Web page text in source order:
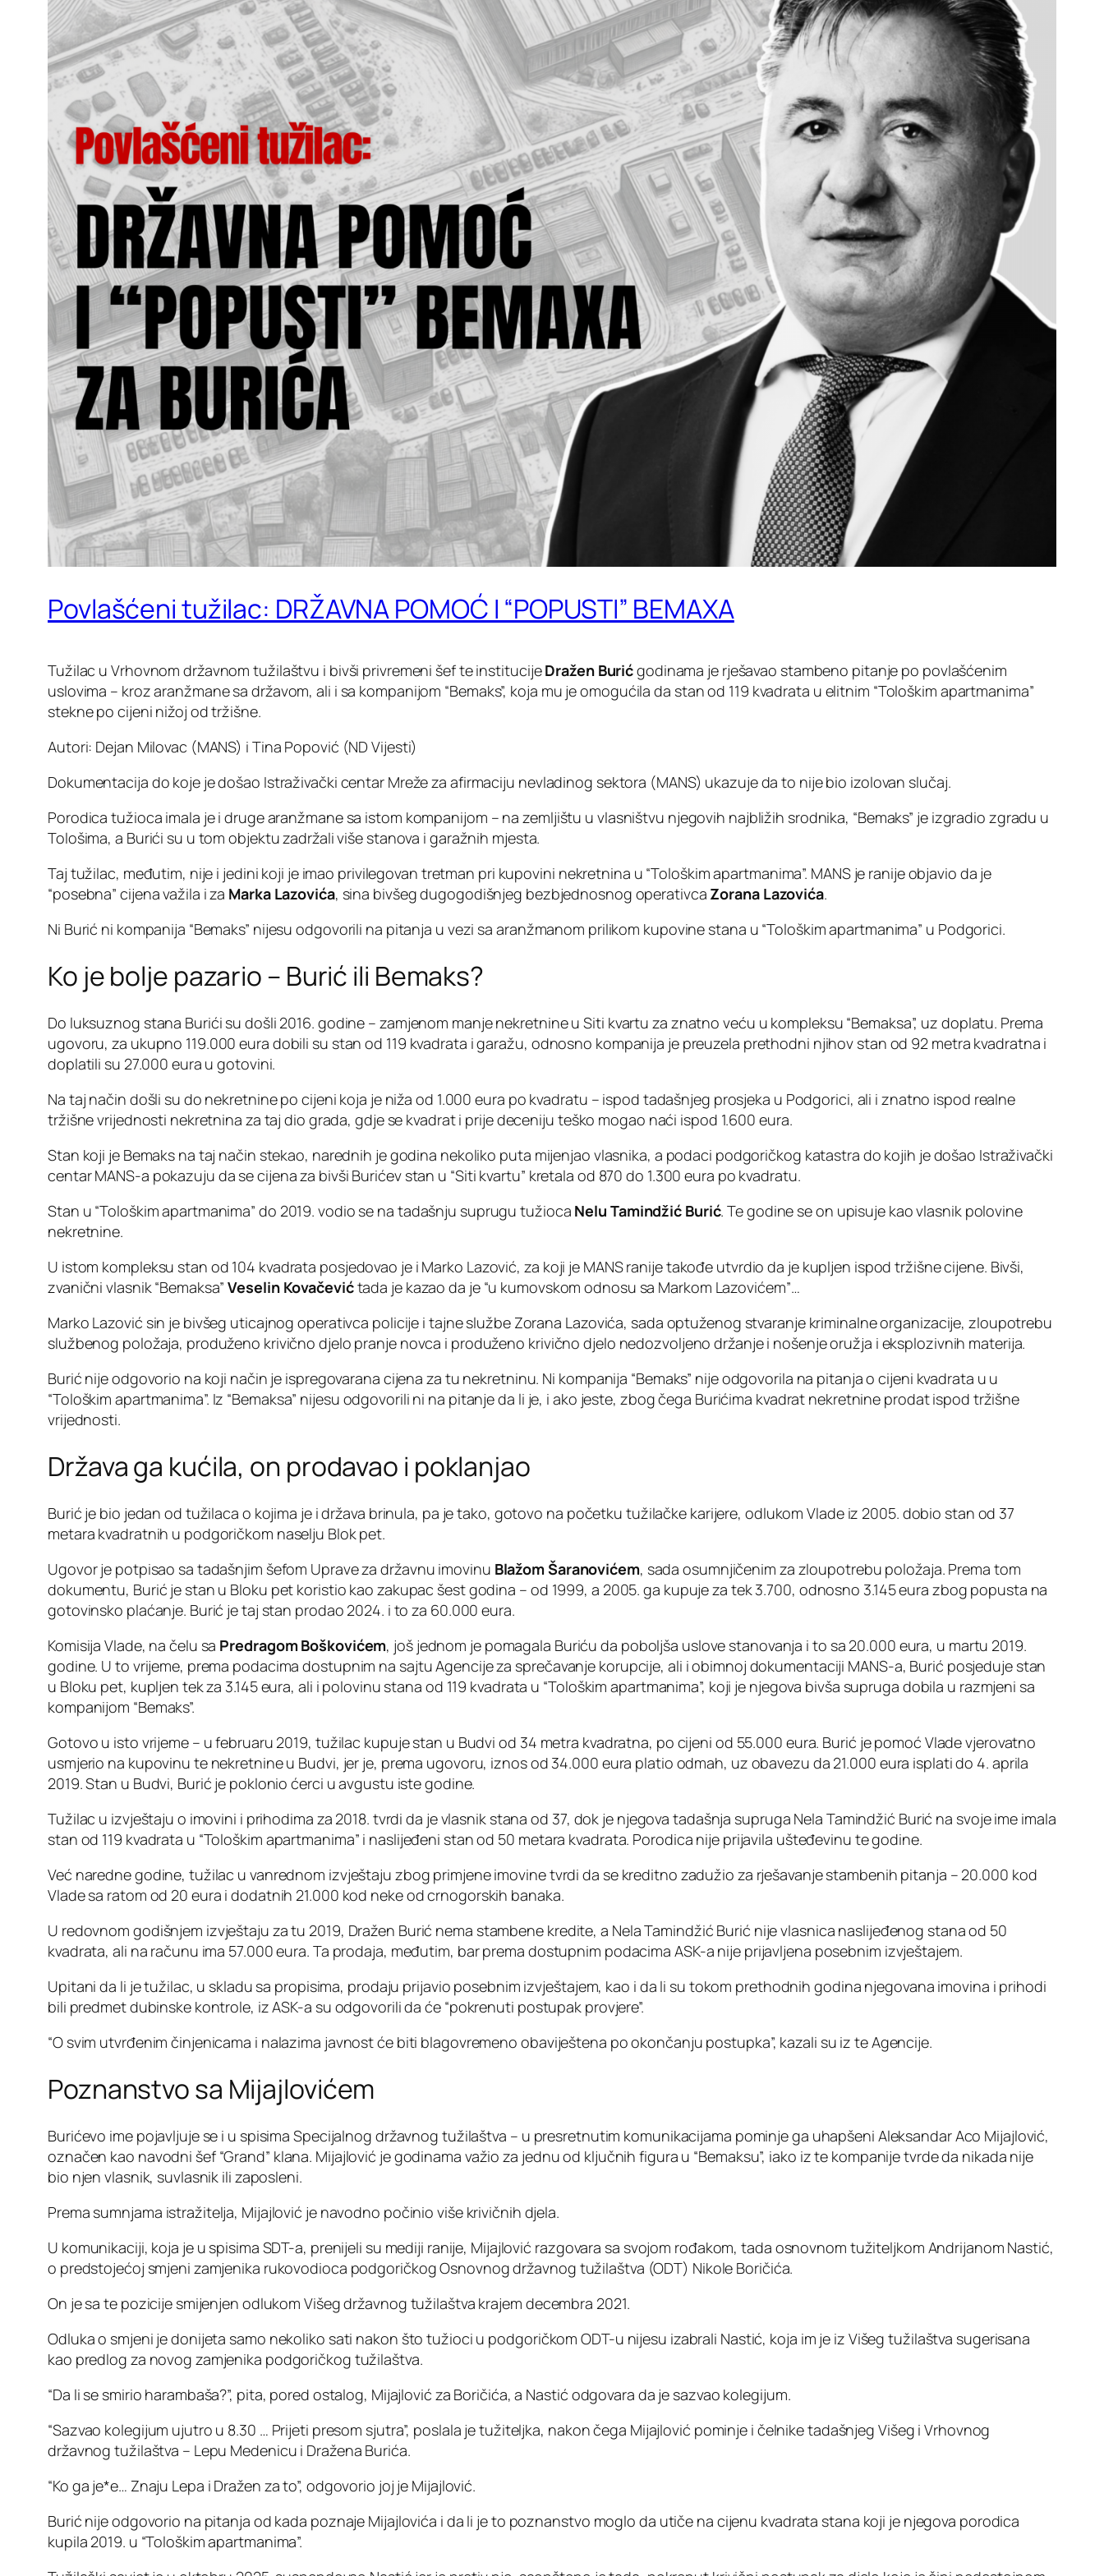
Povlašćeni tužilac: DRŽAVNA POMOĆ I “POPUSTI” BEMAXA
Tužilac u Vrhovnom državnom tužilaštvu i bivši privremeni šef te institucijeDražen Burićgodinama je rješavao stambeno pitanje po povlašćenim
uslovima – kroz aranžmane sa državom, ali i sa kompanijom “Bemaks”, koja mu je omogućila da stan od 119 kvadrata u elitnim “Tološkim apartmanima”
stekne po cijeni nižoj od tržišne.
Autori: Dejan Milovac (MANS) i Tina Popović (ND Vijesti)
Dokumentacija do koje je došao Istraživački centar Mreže za afirmaciju nevladinog sektora (MANS) ukazuje da to nije bio izolovan slučaj.
Porodica tužioca imala je i druge aranžmane sa istom kompanijom – na zemljištu u vlasništvu njegovih najbližih srodnika, “Bemaks” je izgradio zgradu u
Tološima, a Burići su u tom objektu zadržali više stanova i garažnih mjesta.
Taj tužilac, međutim, nije i jedini koji je imao privilegovan tretman pri kupovini nekretnina u “Tološkim apartmanima”. MANS je ranije objavio da je
“posebna” cijena važila i za Marka Lazovića, sina bivšeg dugogodišnjeg bezbjednosnog operativca Zorana Lazovića.
Ni Burić ni kompanija “Bemaks” nijesu odgovorili na pitanja u vezi sa aranžmanom prilikom kupovine stana u “Tološkim apartmanima” u Podgorici.
Ko je bolje pazario – Burić ili Bemaks?
Do luksuznog stana Burići su došli 2016. godine – zamjenom manje nekretnine u Siti kvartu za znatno veću u kompleksu “Bemaksa”, uz doplatu. Prema
ugovoru, za ukupno 119.000 eura dobili su stan od 119 kvadrata i garažu, odnosno kompanija je preuzela prethodni njihov stan od 92 metra kvadratna i
doplatili su 27.000 eura u gotovini.
Na taj način došli su do nekretnine po cijeni koja je niža od 1.000 eura po kvadratu – ispod tadašnjeg prosjeka u Podgorici, ali i znatno ispod realne
tržišne vrijednosti nekretnina za taj dio grada, gdje se kvadrat i prije deceniju teško mogao naći ispod 1.600 eura.
Stan koji je Bemaks na taj način stekao, narednih je godina nekoliko puta mijenjao vlasnika, a podaci podgoričkog katastra do kojih je došao Istraživački
centar MANS-a pokazuju da se cijena za bivši Burićev stan u “Siti kvartu” kretala od 870 do 1.300 eura po kvadratu.
Stan u “Tološkim apartmanima” do 2019. vodio se na tadašnju suprugu tužioca Nelu Tamindžić Burić. Te godine se on upisuje kao vlasnik polovine
nekretnine.
U istom kompleksu stan od 104 kvadrata posjedovao je i Marko Lazović, za koji je MANS ranije takođe utvrdio da je kupljen ispod tržišne cijene. Bivši,
zvanični vlasnik “Bemaksa”Veselin Kovačevićtada je kazao da je “u kumovskom odnosu sa Markom Lazovićem”…
Marko Lazović sin je bivšeg uticajnog operativca policije i tajne službe Zorana Lazovića, sada optuženog stvaranje kriminalne organizacije, zloupotrebu
službenog položaja, produženo krivično djelo pranje novca i produženo krivično djelo nedozvoljeno držanje i nošenje oružja i eksplozivnih materija.
Burić nije odgovorio na koji način je ispregovarana cijena za tu nekretninu. Ni kompanija “Bemaks” nije odgovorila na pitanja o cijeni kvadrata u u
“Tološkim apartmanima”. Iz “Bemaksa” nijesu odgovorili ni na pitanje da li je, i ako jeste, zbog čega Burićima kvadrat nekretnine prodat ispod tržišne
vrijednosti.
Država ga kućila, on prodavao i poklanjao
Burić je bio jedan od tužilaca o kojima je i država brinula, pa je tako, gotovo na početku tužilačke karijere, odlukom Vlade iz 2005. dobio stan od 37
metara kvadratnih u podgoričkom naselju Blok pet.
Ugovor je potpisao sa tadašnjim šefom Uprave za državnu imovinu Blažom Šaranovićem, sada osumnjičenim za zloupotrebu položaja. Prema tom
dokumentu, Burić je stan u Bloku pet koristio kao zakupac šest godina – od 1999, a 2005. ga kupuje za tek 3.700, odnosno 3.145 eura zbog popusta na
gotovinsko plaćanje. Burić je taj stan prodao 2024. i to za 60.000 eura.
Komisija Vlade, na čelu sa Predragom Boškovićem, još jednom je pomagala Buriću da poboljša uslove stanovanja i to sa 20.000 eura, u martu 2019.
godine. U to vrijeme, prema podacima dostupnim na sajtu Agencije za sprečavanje korupcije, ali i obimnoj dokumentaciji MANS-a, Burić posjeduje stan
u Bloku pet, kupljen tek za 3.145 eura, ali i polovinu stana od 119 kvadrata u “Tološkim apartmanima”, koji je njegova bivša supruga dobila u razmjeni sa
kompanijom “Bemaks”.
Gotovo u isto vrijeme – u februaru 2019, tužilac kupuje stan u Budvi od 34 metra kvadratna, po cijeni od 55.000 eura. Burić je pomoć Vlade vjerovatno
usmjerio na kupovinu te nekretnine u Budvi, jer je, prema ugovoru, iznos od 34.000 eura platio odmah, uz obavezu da 21.000 eura isplati do 4. aprila
2019. Stan u Budvi, Burić je poklonio ćerci u avgustu iste godine.
Tužilac u izvještaju o imovini i prihodima za 2018. tvrdi da je vlasnik stana od 37, dok je njegova tadašnja supruga Nela Tamindžić Burić na svoje ime imala
stan od 119 kvadrata u “Tološkim apartmanima” i naslijeđeni stan od 50 metara kvadrata. Porodica nije prijavila ušteđevinu te godine.
Već naredne godine, tužilac u vanrednom izvještaju zbog primjene imovine tvrdi da se kreditno zadužio za rješavanje stambenih pitanja – 20.000 kod
Vlade sa ratom od 20 eura i dodatnih 21.000 kod neke od crnogorskih banaka.
U redovnom godišnjem izvještaju za tu 2019, Dražen Burić nema stambene kredite, a Nela Tamindžić Burić nije vlasnica naslijeđenog stana od 50
kvadrata, ali na računu ima 57.000 eura. Ta prodaja, međutim, bar prema dostupnim podacima ASK-a nije prijavljena posebnim izvještajem.
Upitani da li je tužilac, u skladu sa propisima, prodaju prijavio posebnim izvještajem, kao i da li su tokom prethodnih godina njegovana imovina i prihodi
bili predmet dubinske kontrole, iz ASK-a su odgovorili da će “pokrenuti postupak provjere”.
“O svim utvrđenim činjenicama i nalazima javnost će biti blagovremeno obaviještena po okončanju postupka”, kazali su iz te Agencije.
Poznanstvo sa Mijajlovićem
Burićevo ime pojavljuje se i u spisima Specijalnog državnog tužilaštva – u presretnutim komunikacijama pominje ga uhapšeni Aleksandar Aco Mijajlović,
označen kao navodni šef “Grand” klana. Mijajlović je godinama važio za jednu od ključnih figura u “Bemaksu”, iako iz te kompanije tvrde da nikada nije
bio njen vlasnik, suvlasnik ili zaposleni.
Prema sumnjama istražitelja, Mijajlović je navodno počinio više krivičnih djela.
U komunikaciji, koja je u spisima SDT-a, prenijeli su mediji ranije, Mijajlović razgovara sa svojom rođakom, tada osnovnom tužiteljkom Andrijanom Nastić,
o predstojećoj smjeni zamjenika rukovodioca podgoričkog Osnovnog državnog tužilaštva (ODT) Nikole Boričića.
On je sa te pozicije smijenjen odlukom Višeg državnog tužilaštva krajem decembra 2021.
Odluka o smjeni je donijeta samo nekoliko sati nakon što tužioci u podgoričkom ODT-u nijesu izabrali Nastić, koja im je iz Višeg tužilaštva sugerisana
kao predlog za novog zamjenika podgoričkog tužilaštva.
“Da li se smirio harambaša?”, pita, pored ostalog, Mijajlović za Boričića, a Nastić odgovara da je sazvao kolegijum.
“Sazvao kolegijum ujutro u 8.30 … Prijeti presom sjutra”, poslala je tužiteljka, nakon čega Mijajlović pominje i čelnike tadašnjeg Višeg i Vrhovnog
državnog tužilaštva – Lepu Medenicu i Dražena Burića.
“Ko ga je*e… Znaju Lepa i Dražen za to”, odgovorio joj je Mijajlović.
Burić nije odgovorio na pitanja od kada poznaje Mijajlovića i da li je to poznanstvo moglo da utiče na cijenu kvadrata stana koji je njegova porodica
kupila 2019. u “Tološkim apartmanima”.